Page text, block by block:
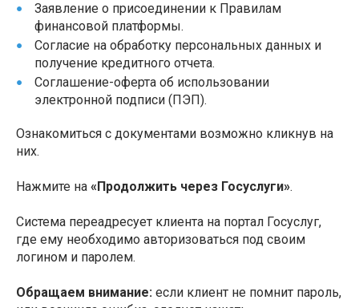
Заявление о присоединении к Правилам
финансовой платформы.
Согласие на обработку персональных данных и
получение кредитного отчета.
Соглашение-оферта об использовании
электронной подписи (ПЭП).
Ознакомиться с документами возможно кликнув на
них.
Нажмите на «Продолжить через Госуслуги».
Система переадресует клиента на портал Госуслуг,
где ему необходимо авторизоваться под своим
логином и паролем.
Обращаем внимание: если клиент не помнит пароль,